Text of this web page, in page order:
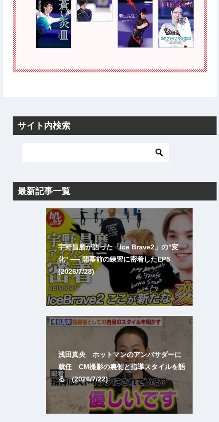
サイト内検索
最新記事一覧
宇野昌磨が語った「Ice Brave2」の“変
化” ── 開幕前の練習に密着したEP5
(2026/7/28)
浅田真央 ホットマンのアンバサダーに
就任 CM撮影の裏側と指導スタイルを語
る (2026/7/22)